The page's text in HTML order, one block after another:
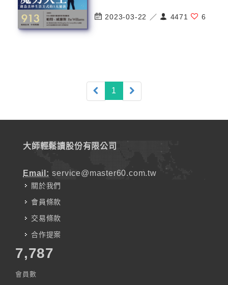
2023-03-22 ／ 4471 6
1 (current)
大師輕鬆讀股份有限公司
Email: service@master60.com.tw
關於我們
會員條款
交易條款
合作提案
7,787
會員數